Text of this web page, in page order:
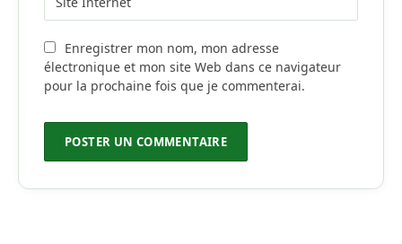
Enregistrer mon nom, mon adresse
électronique et mon site Web dans ce navigateur
pour la prochaine fois que je commenterai.